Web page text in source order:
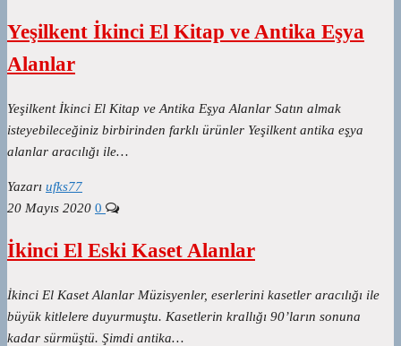
Yeşilkent İkinci El Kitap ve Antika Eşya
Alanlar
Yeşilkent İkinci El Kitap ve Antika Eşya Alanlar Satın almak
isteyebileceğiniz birbirinden farklı ürünler Yeşilkent antika eşya
alanlar aracılığı ile…
Yazarı ufks77
20 Mayıs 2020 0
İkinci El Eski Kaset Alanlar
İkinci El Kaset Alanlar Müzisyenler, eserlerini kasetler aracılığı ile
büyük kitlelere duyurmuştu. Kasetlerin krallığı 90’ların sonuna
kadar sürmüştü. Şimdi antika…